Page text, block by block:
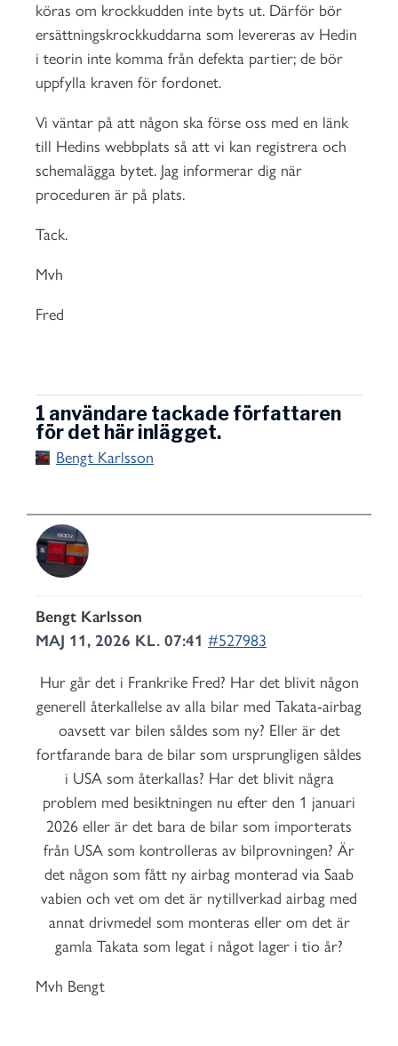
köras om krockkudden inte byts ut. Därför bör
ersättningskrockkuddarna som levereras av Hedin
i teorin inte komma från defekta partier; de bör
uppfylla kraven för fordonet.
Vi väntar på att någon ska förse oss med en länk
till Hedins webbplats så att vi kan registrera och
schemalägga bytet. Jag informerar dig när
proceduren är på plats.
Tack.
Mvh
Fred
1 användare tackade författaren
för det här inlägget.
Bengt Karlsson
Bengt Karlsson
MAJ 11, 2026 KL. 07:41 #527983
Hur går det i Frankrike Fred? Har det blivit någon
generell återkallelse av alla bilar med Takata-airbag
oavsett var bilen såldes som ny? Eller är det
fortfarande bara de bilar som ursprungligen såldes
i USA som återkallas? Har det blivit några
problem med besiktningen nu efter den 1 januari
2026 eller är det bara de bilar som importerats
från USA som kontrolleras av bilprovningen? Är
det någon som fått ny airbag monterad via Saab
vabien och vet om det är nytillverkad airbag med
annat drivmedel som monteras eller om det är
gamla Takata som legat i något lager i tio år?
Mvh Bengt